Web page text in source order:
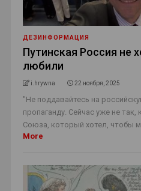
ДЕЗИНФОРМАЦИЯ
Путинская Россия не
любили
i.hrywna 22 ноября, 2025
"Не поддавайтесь на
пропаганду. Сейчас уже не
Союза, который хотел, чтобы
More